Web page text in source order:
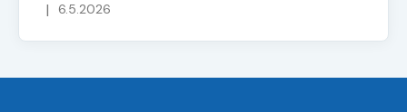
Hodnocení obchodu je 5 z 5 hvězdiček.
| 6.5.2026